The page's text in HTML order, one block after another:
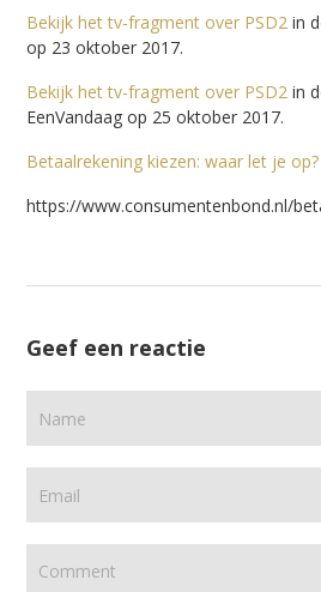
Bekijk het tv-fragment over PSD2 in
op 23 oktober 2017.
Bekijk het tv-fragment over PSD2 in
EenVandaag op 25 oktober 2017.
Betaalrekening kiezen: waar let je op?
https://www.consumentenbond.nl/
Geef een reactie